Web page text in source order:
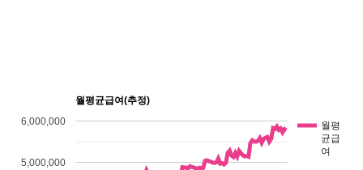
월평균급여(추정)
월평
균급
여
5,000,000
6,000,000